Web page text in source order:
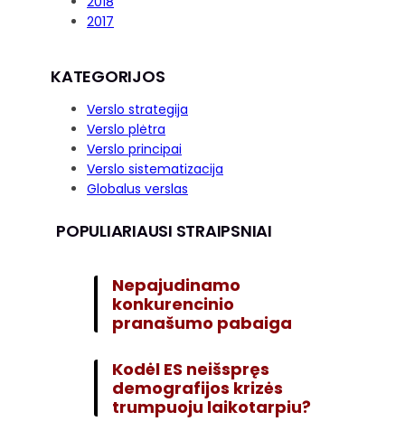
2017
KATEGORIJOS
Verslo strategija
Verslo plėtra
Verslo principai
Verslo sistematizacija
Globalus verslas
POPULIARIAUSI STRAIPSNIAI
Nepajudinamo
konkurencinio
pranašumo pabaiga
Kodėl ES neišspręs
demografijos krizės
trumpuoju laikotarpiu?